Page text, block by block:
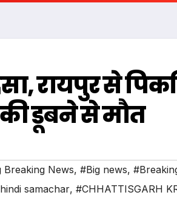
रायपुर से
डूबने से मौत
Breaking News, #Big news,
samachar, #CHHATTISGARH